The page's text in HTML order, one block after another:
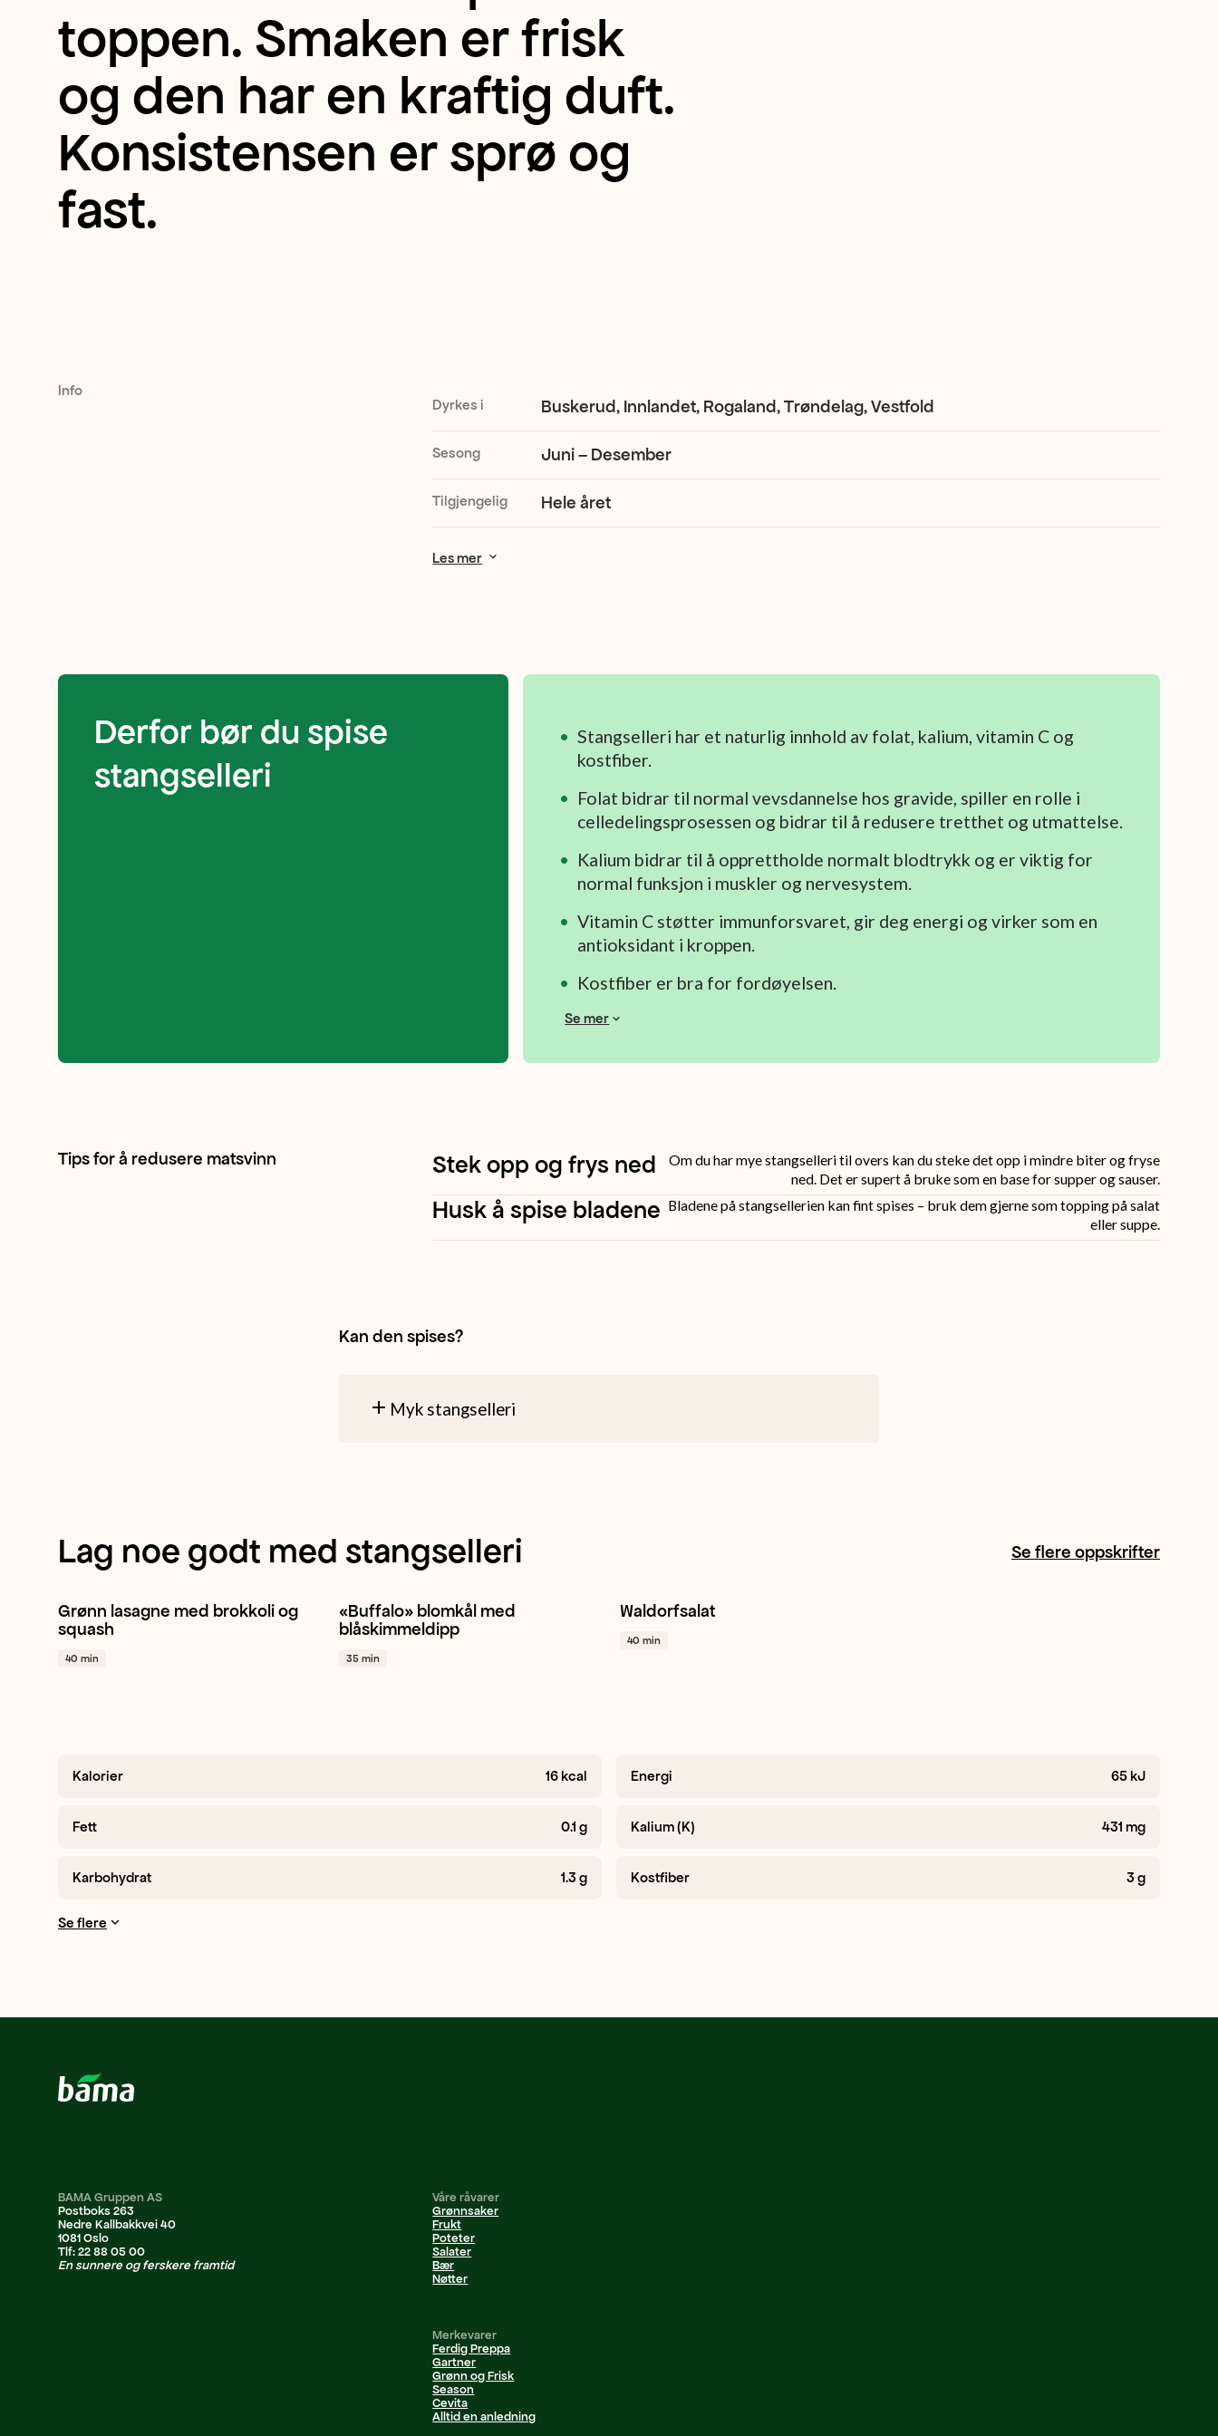
grønnsak
som
vokser
bunt
Smaken
en
duft.
toppen. Smaken er frisk
og den har en kraftig duft.
Konsistensen er sprø og
fast.
Info
Dyrkes i
Buskerud, Innlandet, Rogaland, Trøndelag, Vestfold
Sesong Juni – Desember
Tilgjengelig Hele året
Les mer
Derfor bør du spise
stangselleri
Stangselleri har et naturlig innhold av folat, kalium, vitamin C og
kostfiber.
Folat bidrar til normal vevsdannelse hos gravide, spiller en rolle i
celledelingsprosessen og bidrar til å redusere tretthet og utmattelse.
Kalium bidrar til å opprettholde normalt blodtrykk og er viktig for
normal funksjon i muskler og nervesystem.
Vitamin C støtter immunforsvaret, gir deg energi og virker som en
antioksidant i kroppen.
Kostfiber er bra for fordøyelsen.
Se mer
Tips for å redusere matsvinn Stek opp og frys ned
Om du har mye stangselleri til overs kan du steke det opp i mindre biter og fryse
ned. Det er supert å bruke som en base for supper og sauser.
Husk å spise bladene Bladene på stangsellerien kan fint spises – bruk dem gjerne som topping på salat
eller suppe.
Kan den spises?
Myk stangselleri
Lag noe godt med stangselleri Se flere oppskrifter
Italiensk Pasta Brokkoli + 1
Grønn lasagne med brokkoli og
squash
40 min
Blomkål Stangselleri Gulrot
«Buffalo» blomkål med
blåskimmeldipp
35 min
Eple Ananas
Waldorfsalat
40 min
Kalorier 16 kcal Energi 65 kJ
Fett 0.1 g Kalium (K) 431 mg
Karbohydrat 1.3 g Kostfiber 3 g
Se flere
BAMA Gruppen AS
Postboks 263
Nedre Kallbakkvei 40
1081 Oslo
Tlf: 22 88 05 00
En sunnere og ferskere framtid
Våre råvarer
Grønnsaker
Frukt
Poteter
Salater
Bær
Nøtter
Merkevarer
Ferdig Preppa
Gartner
Grønn og Frisk
Season
Cevita
Alltid en anledning